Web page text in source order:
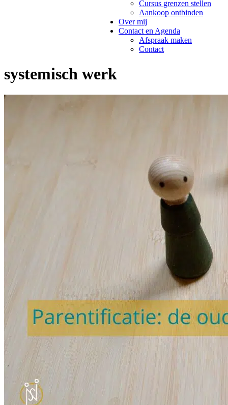
Cursus grenzen stellen
Aankoop ontbinden
Over mij
Contact en Agenda
Afspraak maken
Contact
systemisch werk